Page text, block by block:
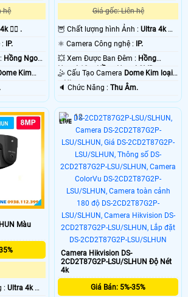
hình hiển thị quá nhỏ . 💡
hệ
👍🏾 .
⚛️ Trang Bị Công Nghệ :
IP.
🌛 Tầm Nhìn Ban Đêm : Hồng Ngoại
Kim
Giá gốc: Liên hệ
🦉 Chất lượng hình Ảnh :Ultra 4k 👍🏾
⚛️ Camera Công nghệ :
IP.
💥 Xem Được Ban Đêm : Hồng
Ngoại 10m Hồng Ngoại SMD.
🤹 Cấu Tạo Camera Dome Kim loại
+ Nhựa.
️🔈 Chức Năng :Thu Âm.
Màu
: Ultra 4k 👍🏾
Camera Hikvision DS-
2CD2T87G2P-LSU/SLHUN Độ Nét
4k
Giá Bán: 5%-35%
12